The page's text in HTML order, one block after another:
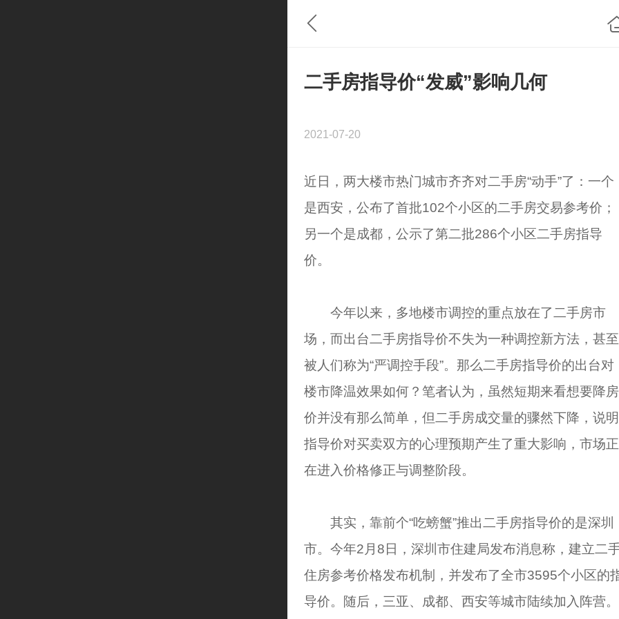
二手房指导价“发威”影响几何
2021-07-20
近日，两大楼市热门城市齐齐对二手房“动手”了：一个
是西安，公布了首批102个小区的二手房交易参考价；
另一个是成都，公示了第二批286个小区二手房指导
价。
今年以来，多地楼市调控的重点放在了二手房市
场，而出台二手房指导价不失为一种调控新方法，甚至
被人们称为“严调控手段”。那么二手房指导价的出台对
楼市降温效果如何？笔者认为，虽然短期来看想要降房
价并没有那么简单，但二手房成交量的骤然下降，说明
指导价对买卖双方的心理预期产生了重大影响，市场正
在进入价格修正与调整阶段。
其实，靠前个“吃螃蟹”推出二手房指导价的是深圳
市。今年2月8日，深圳市住建局发布消息称，建立二
住房参考价格发布机制，并发布了全市3595个小区的
导价。随后，三亚、成都、西安等城市陆续加入阵营。